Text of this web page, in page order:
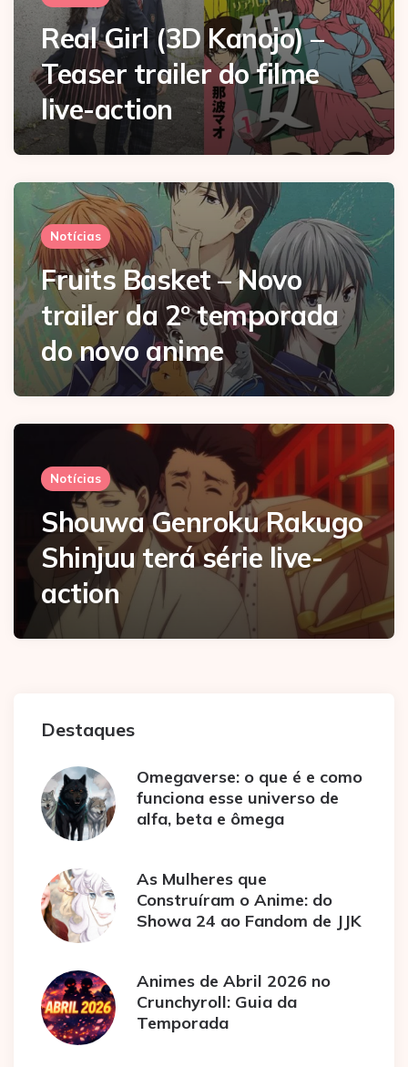
Real Girl (3D Kanojo) –
Teaser trailer do filme
live-action
Notícias
Fruits Basket – Novo
trailer da 2º temporada
do novo anime
Notícias
Shouwa Genroku Rakugo
Shinjuu terá série live-
action
Destaques
Omegaverse: o que é e como
funciona esse universo de
alfa, beta e ômega
As Mulheres que
Construíram o Anime: do
Showa 24 ao Fandom de JJK
Animes de Abril 2026 no
Crunchyroll: Guia da
Temporada